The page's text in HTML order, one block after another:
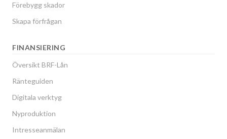
Förebygg skador
Skapa förfrågan
FINANSIERING
Översikt BRF-Lån
Ränteguiden
Digitala verktyg
Nyproduktion
Intresseanmälan